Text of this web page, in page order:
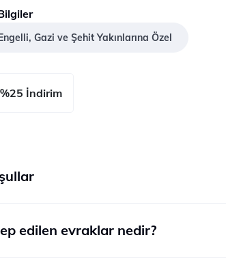
Gazi ve Şehit Yakınlarına Özel
%25 İndirim
edilen evraklar nedir?